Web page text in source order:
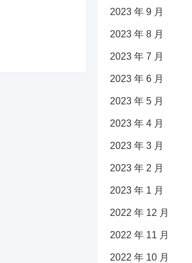
2023 年 9 月
2023 年 8 月
2023 年 7 月
2023 年 6 月
2023 年 5 月
2023 年 4 月
2023 年 3 月
2023 年 2 月
2023 年 1 月
2022 年 12 月
2022 年 11 月
2022 年 10 月